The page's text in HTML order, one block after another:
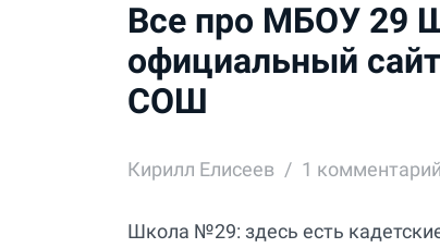
Все про МБОУ 29
официальный
СОШ
Кирилл Елисеев 1 комментарий
Школа №29: здесь есть